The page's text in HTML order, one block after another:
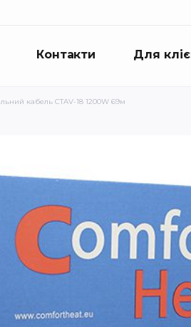
Контакти Для
кабель CTAV-18 1200W 69м